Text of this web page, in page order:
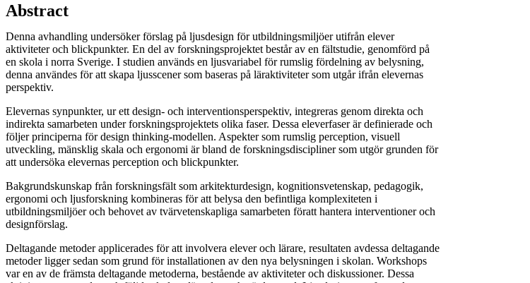
Abstract
Denna avhandling undersöker förslag på ljusdesign för utbildningsmiljöer utifrån elever
aktiviteter och blickpunkter. En del av forskningsprojektet består av en fältstudie, genomförd på
en skola i norra Sverige. I studien används en ljusvariabel för rumslig fördelning av belysning,
denna användes för att skapa ljusscener som baseras på läraktiviteter som utgår ifrån elevernas
perspektiv.
Elevernas synpunkter, ur ett design- och interventionsperspektiv, integreras genom direkta och
indirekta samarbeten under forskningsprojektets olika faser. Dessa eleverfaser är definierade och
följer principerna för design thinking-modellen. Aspekter som rumslig perception, visuell
utveckling, mänsklig skala och ergonomi är bland de forskningsdiscipliner som utgör grunden för
att undersöka elevernas perception och blickpunkter.
Bakgrundskunskap från forskningsfält som arkitekturdesign, kognitionsvetenskap, pedagogik,
ergonomi och ljusforskning kombineras för att belysa den befintliga komplexiteten i
utbildningsmiljöer och behovet av tvärvetenskapliga samarbeten föratt hantera interventioner och
designförslag.
Deltagande metoder applicerades för att involvera elever och lärare, resultaten avdessa deltagande
metoder ligger sedan som grund för installationen av den nya belysningen i skolan. Workshops
var en av de främsta deltagande metoderna, bestående av aktiviteter och diskussioner. Dessa